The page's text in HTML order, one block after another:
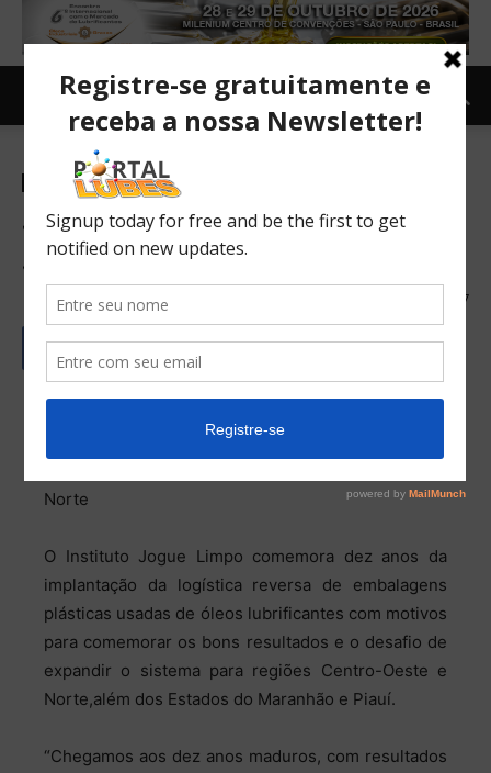
Jogue Limpo
Jogue Limpo: uma década de
sucesso e novos rumos
09/03/2016 247
para coletar embalagens plásticas usadas no
Norte
O Instituto Jogue Limpo comemora dez anos da
implantação da logística reversa de embalagens
plásticas usadas de óleos lubrificantes com motivos
para comemorar os bons resultados e o desafio de
expandir o sistema para regiões Centro-Oeste e
Norte,além dos Estados do Maranhão e Piauí.
“Chegamos aos dez anos maduros, com resultados